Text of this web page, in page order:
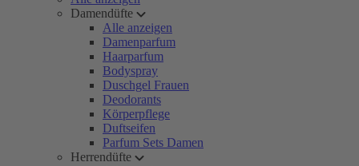
Damendüfte
Alle anzeigen
Damenparfum
Haarparfum
Bodyspray
Duschgel Frauen
Deodorants
Körperpflege
Duftseifen
Parfum Sets Damen
Herrendüfte